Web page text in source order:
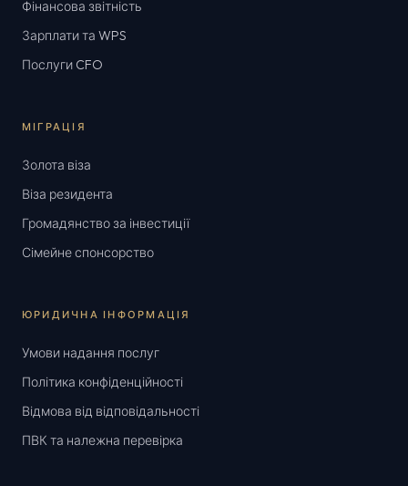
Фінансова звітність
Зарплати та WPS
Послуги CFO
МІГРАЦІЯ
Золота віза
Віза резидента
Громадянство за інвестиції
Сімейне спонсорство
ЮРИДИЧНА ІНФОРМАЦІЯ
Умови надання послуг
Політика конфіденційності
Відмова від відповідальності
ПВК та належна перевірка